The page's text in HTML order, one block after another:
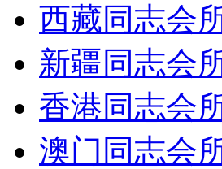
西藏同志会
新疆同志会
香港同志会
澳门同志会